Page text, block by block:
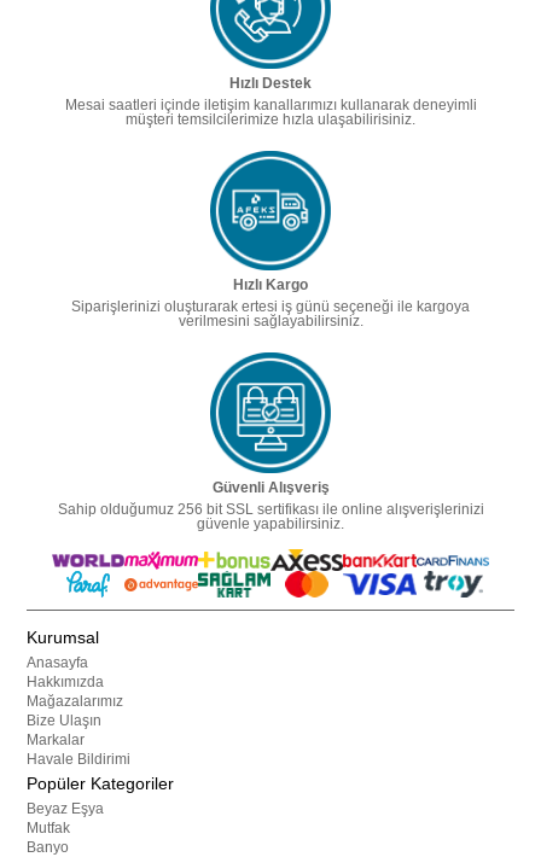
Hızlı Destek
Mesai saatleri içinde iletişim kanallarımızı kullanarak deneyimli
müşteri temsilcilerimize hızla ulaşabilirisiniz.
Hızlı Kargo
Siparişlerinizi oluşturarak ertesi iş günü seçeneği ile kargoya
verilmesini sağlayabilirsiniz.
Güvenli Alışveriş
Sahip olduğumuz 256 bit SSL sertifikası ile online alışverişlerinizi
güvenle yapabilirsiniz.
Kurumsal
Anasayfa
Hakkımızda
Mağazalarımız
Bize Ulaşın
Markalar
Havale Bildirimi
Popüler Kategoriler
Beyaz Eşya
Mutfak
Banyo